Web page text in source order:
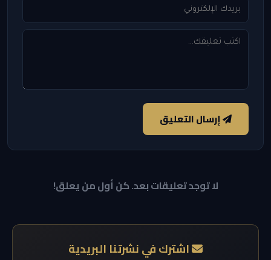
إرسال التعليق
لا توجد تعليقات بعد. كن أول من يعلق!
اشترك في نشرتنا البريدية